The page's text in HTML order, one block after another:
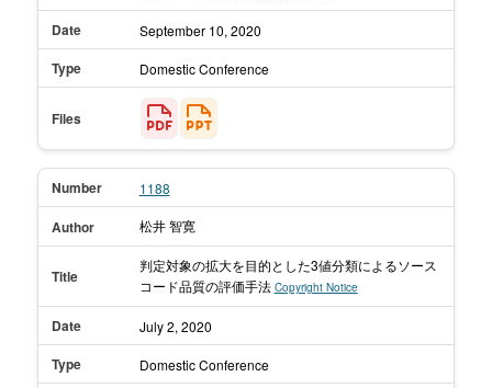
Date September 10, 2020
Type Domestic Conference
Files
Number 1188
Author 松井 智寛
Title
判定対象の拡大を目的とした3値分類によるソース
コード品質の評価手法 Copyright Notice
Date July 2, 2020
Type Domestic Conference